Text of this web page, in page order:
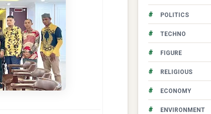
# POLITICS
# TECHNO
# FIGURE
# RELIGIOUS
# ECONOMY
# ENVIRONMENT